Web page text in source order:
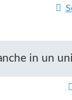
in un